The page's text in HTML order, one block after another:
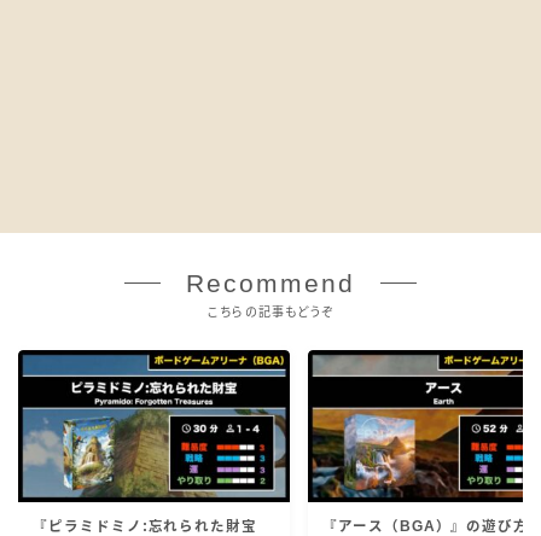
Recommend
こちらの記事もどうぞ
『ピラミドミノ:忘れられた財宝 『アース（BGA）』の遊び方